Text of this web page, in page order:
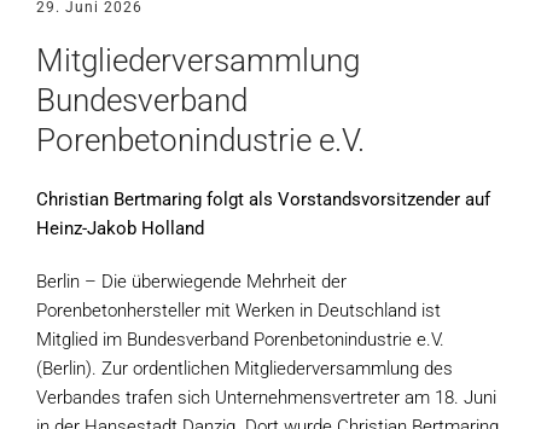
29. Juni 2026
Mitgliederversammlung
Bundesverband
Porenbetonindustrie e.V.
Christian Bertmaring folgt als Vorstandsvorsitzender auf
Heinz-Jakob Holland
Berlin – Die überwiegende Mehrheit der
Porenbetonhersteller mit Werken in Deutschland ist
Mitglied im Bundesverband Porenbetonindustrie e.V.
(Berlin). Zur ordentlichen Mitgliederversammlung des
Verbandes trafen sich Unternehmensvertreter am 18. Juni